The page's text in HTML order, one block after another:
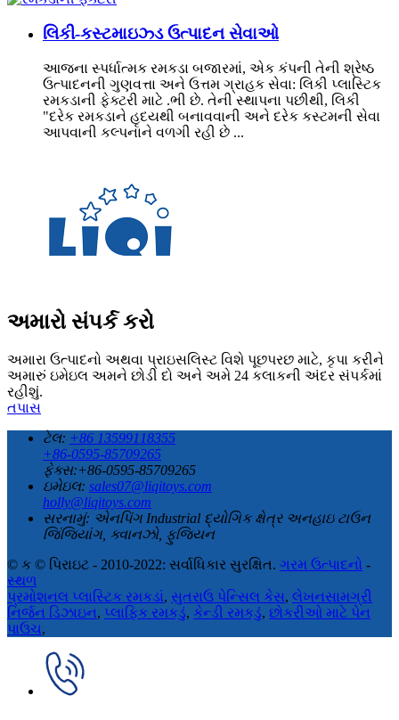
લિકી-કસ્ટમાઇઝ્ડ ઉત્પાદન સેવાઓ
આજના સ્પર્ધાત્મક રમકડા બજારમાં, એક કંપની તેની શ્રેષ્ઠ
ઉત્પાદનની ગુણવત્તા અને ઉત્તમ ગ્રાહક સેવા: લિકી પ્લાસ્ટિક
રમકડાની ફેક્ટરી માટે .ભી છે. તેની સ્થાપના પછીથી, લિકી
"દરેક રમકડાને હૃદયથી બનાવવાની અને દરેક કસ્ટમની સેવા
આપવાની કલ્પનાને વળગી રહી છે ...
અમારો સંપર્ક કરો
અમારા ઉત્પાદનો અથવા પ્રાઇસલિસ્ટ વિશે પૂછપરછ માટે, કૃપા કરીને
અમારું ઇમેઇલ અમને છોડી દો અને અમે 24 કલાકની અંદર સંપર્કમાં
રહીશું.
તપાસ
ટેલ: +86 13599118355
+86-0595-85709265
ફેક્સ:+86-0595-85709265
ઇમેઇલ: sales07@liqitoys.com
holly@liqitoys.com
સરનામું: એનપિંગ Industrial દ્યોગિક ક્ષેત્ર અનહાઇ ટાઉન
જિંજિયાંગ, ક્વાનઝો, ફુજિયન
© ક © પિરાઇટ - 2010-2022: સર્વાધિકાર સુરક્ષિત. ગરમ ઉત્પાદનો -
સ્થળ
પ્રમોશનલ પ્લાસ્ટિક રમકડાં, સુતરાઉ પેન્સિલ કેસ, લેખનસામગ્રી
નિર્જન ડિઝાઇન, પ્લાફિક રમકડું, કેન્ડી રમકડું, છોકરીઓ માટે પેન
પાઉચ,